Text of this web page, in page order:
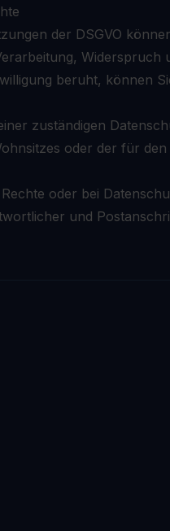
der DSGVO
beruht, können
zuständigen
oder der für
oder bei
und